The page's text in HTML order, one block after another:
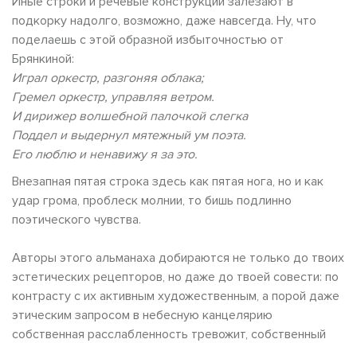
подкорку надолго, возможно, даже навсегда. Ну, что
поделаешь с этой образной избыточностью от
Брянкиной:
Играл оркестр, разгоняя облака;
Гремел оркестр, управляя ветром.
И дирижер волшебной палочкой слегка
Поддел и выдернул мятежный ум поэта.
Его люблю и ненавижу я за это.
Внезапная пятая строка здесь как пятая нога, но и как
удар грома, проблеск молнии, то бишь подлинно
поэтического чувства.
Авторы этого альманаха добираются не только до твоих
эстетических рецепторов, но даже до твоей совести: по
контрасту с их активным художественным, а порой даже
этическим запросом в небесную канцелярию
собственная расслабленность тревожит, собственный